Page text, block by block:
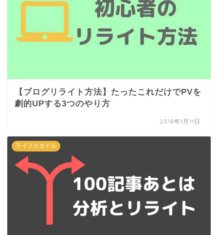
【ブログリライト方法】たったこれだけでPVを
劇的UPする3つのやり方
2018年1月11日
ライフスタイル